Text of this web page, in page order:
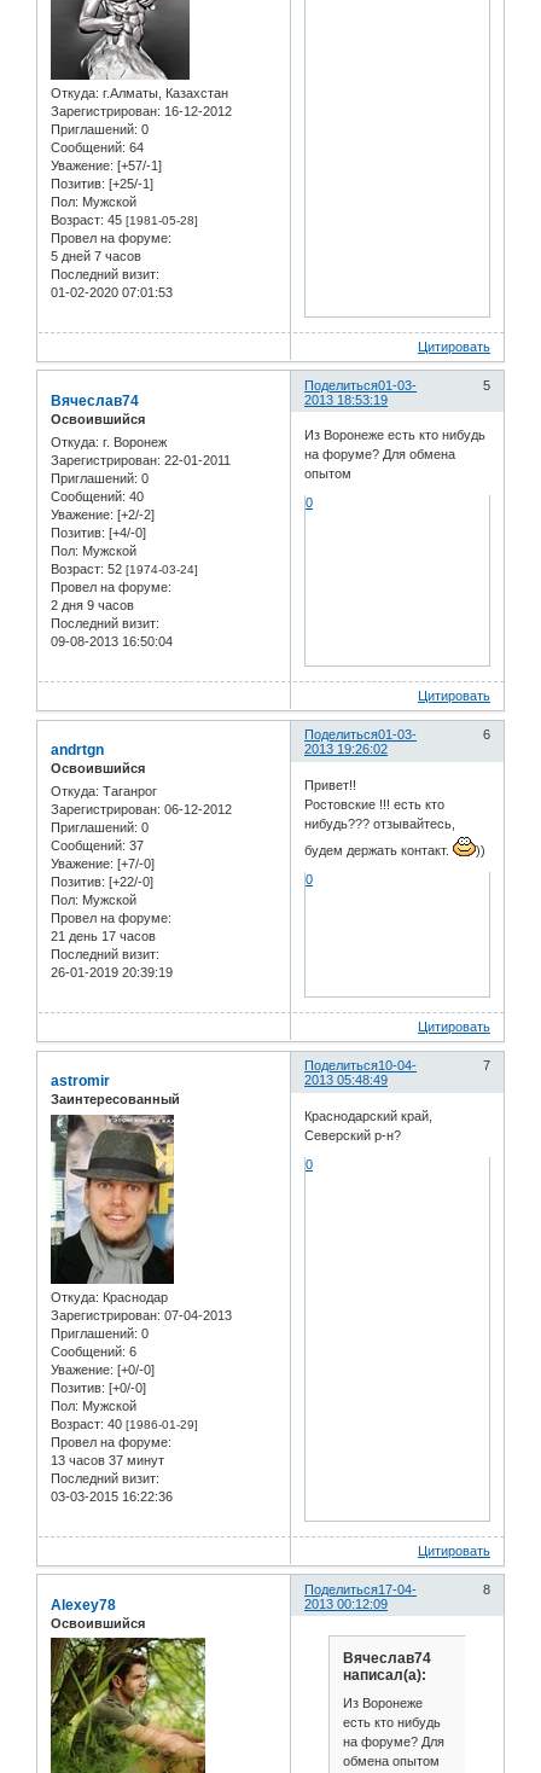
Откуда: г.Алматы, Казахстан
Зарегистрирован: 16-12-2012
Приглашений: 0
Сообщений: 64
Уважение: [+57/-1]
Позитив: [+25/-1]
Пол: Мужской
Возраст: 45 [1981-05-28]
Провел на форуме:
5 дней 7 часов
Последний визит:
01-02-2020 07:01:53
Цитировать
Поделиться 5
01-03-
2013 18:53:19
Вячеслав74
Освоившийся
Откуда: г. Воронеж
Зарегистрирован: 22-01-2011
Приглашений: 0
Сообщений: 40
Уважение: [+2/-2]
Позитив: [+4/-0]
Пол: Мужской
Возраст: 52 [1974-03-24]
Провел на форуме:
2 дня 9 часов
Последний визит:
09-08-2013 16:50:04
Из Воронеже есть кто нибудь
на форуме? Для обмена
опытом
0
Цитировать
Поделиться 6
01-03-
2013 19:26:02
andrtgn
Освоившийся
Откуда: Таганрог
Зарегистрирован: 06-12-2012
Приглашений: 0
Сообщений: 37
Уважение: [+7/-0]
Позитив: [+22/-0]
Пол: Мужской
Провел на форуме:
21 день 17 часов
Последний визит:
26-01-2019 20:39:19
Привет!!
Ростовские !!! есть кто
нибудь??? отзывайтесь,
будем держать контакт.
))
0
Цитировать
Поделиться 7
10-04-
2013 05:48:49
astromir
Заинтересованный
Откуда: Краснодар
Зарегистрирован: 07-04-2013
Приглашений: 0
Сообщений: 6
Уважение: [+0/-0]
Позитив: [+0/-0]
Пол: Мужской
Возраст: 40 [1986-01-29]
Провел на форуме:
13 часов 37 минут
Последний визит:
03-03-2015 16:22:36
Краснодарский край,
Северский р-н?
0
Цитировать
Поделиться 8
17-04-
2013 00:12:09
Alexey78
Освоившийся
Вячеслав74
написал(а):
Из Воронеже
есть кто нибудь
на форуме? Для
обмена опытом